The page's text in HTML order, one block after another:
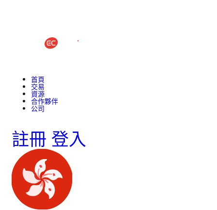
首頁
交易
資源
合作夥伴
公司
註冊 登入